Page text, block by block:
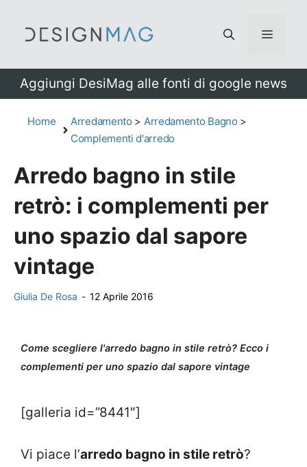
Menu
Aggiungi DesiMag alle fonti di google news
Home Arredamento > Arredamento Bagno >
Complementi d'arredo
Arredo bagno in stile
retrò: i complementi per
uno spazio dal sapore
vintage
Giulia De Rosa - 12 Aprile 2016
Come scegliere l'arredo bagno in stile retrò? Ecco i
complementi per uno spazio dal sapore vintage
[galleria id=”8441″]
Vi piace l’arredo bagno in stile retrò?